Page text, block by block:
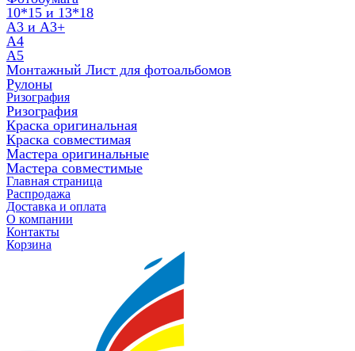
10*15 и 13*18
A3 и А3+
А4
А5
Монтажный Лист для фотоальбомов
Рулоны
Ризография
Ризография
Краска оригинальная
Краска совместимая
Мастера оригинальные
Мастера совместимые
Главная страница
Распродажа
Доставка и оплата
О компании
Контакты
Корзина